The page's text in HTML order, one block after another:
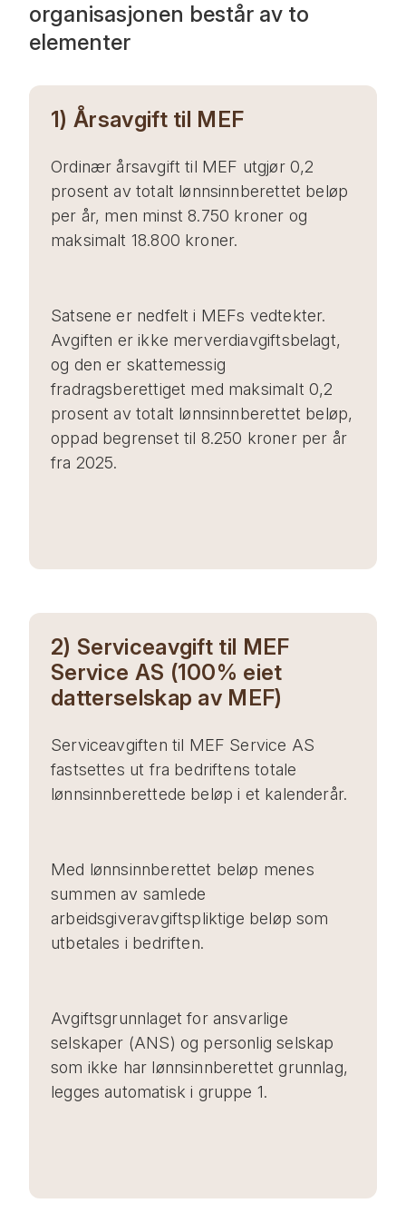
organisasjonen består av to
elementer
1) Årsavgift til MEF
Ordinær årsavgift til MEF utgjør 0,2
prosent av totalt lønnsinnberettet beløp
per år, men minst 8.750 kroner og
maksimalt 18.800 kroner.
Satsene er nedfelt i MEFs vedtekter.
Avgiften er ikke merverdiavgiftsbelagt,
og den er skattemessig
fradragsberettiget med maksimalt 0,2
prosent av totalt lønnsinnberettet beløp,
oppad begrenset til 8.250 kroner per år
fra 2025.
2) Serviceavgift til MEF
Service AS (100% eiet
datterselskap av MEF)
Serviceavgiften til MEF Service AS
fastsettes ut fra bedriftens totale
lønnsinnberettede beløp i et kalenderår.
Med lønnsinnberettet beløp menes
summen av samlede
arbeidsgiveravgiftspliktige beløp som
utbetales i bedriften.
Avgiftsgrunnlaget for ansvarlige
selskaper (ANS) og personlig selskap
som ikke har lønnsinnberettet grunnlag,
legges automatisk i gruppe 1.